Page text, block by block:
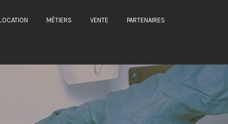
LOCATION MÉTIERS VENTE PARTENAIRES